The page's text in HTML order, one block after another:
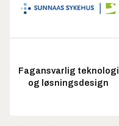
Fagansvarlig teknologi
og løsningsdesign